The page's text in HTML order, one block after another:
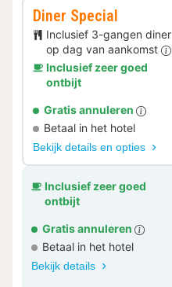
Diner Special
Inclusief 3-gangen diner
op dag van aankomst
Inclusief zeer goed
ontbijt
Gratis annuleren
Betaal in het hotel
Bekijk details en opties
Inclusief zeer goed
ontbijt
Gratis annuleren
Betaal in het hotel
Bekijk details